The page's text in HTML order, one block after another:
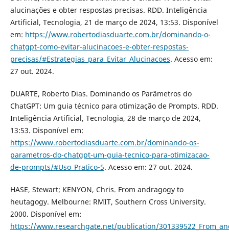
alucinações e obter respostas precisas. RDD. Inteligência
Artificial, Tecnologia, 21 de março de 2024, 13:53. Disponível
em: https://www.robertodiasduarte.com.br/dominando-o-
chatgpt-como-evitar-alucinacoes-e-obter-respostas-
precisas/#Estrategias_para_Evitar_Alucinacoes. Acesso em:
27 out. 2024.
DUARTE, Roberto Dias. Dominando os Parâmetros do
ChatGPT: Um guia técnico para otimização de Prompts. RDD.
Inteligência Artificial, Tecnologia, 28 de março de 2024,
13:53. Disponível em:
https://www.robertodiasduarte.com.br/dominando-os-
parametros-do-chatgpt-um-guia-tecnico-para-otimizacao-
de-prompts/#Uso_Pratico-5. Acesso em: 27 out. 2024.
HASE, Stewart; KENYON, Chris. From andragogy to
heutagogy. Melbourne: RMIT, Southern Cross University.
2000. Disponível em:
https://www.researchgate.net/publication/